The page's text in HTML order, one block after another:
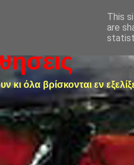
κι όλα βρίσκονται εν
This
are